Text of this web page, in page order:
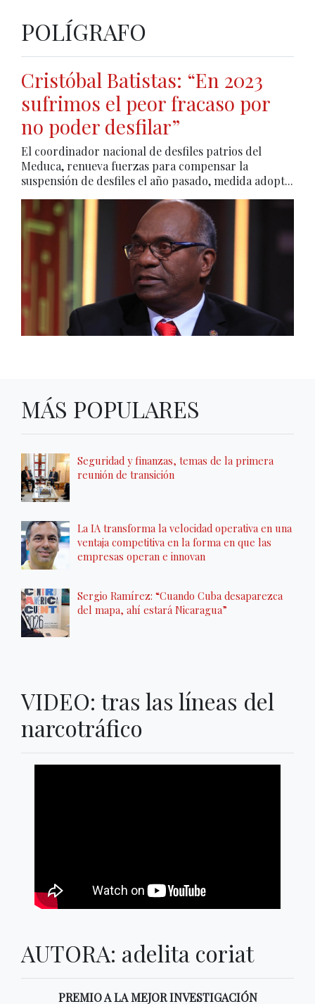
POLÍGRAFO
Cristóbal Batistas: “En 2023
sufrimos el peor fracaso por
no poder desfilar”
El coordinador nacional de desfiles patrios del
Meduca, renueva fuerzas para compensar la
suspensión de desfiles el año pasado, medida adopt...
MÁS POPULARES
Seguridad y finanzas, temas de la primera
reunión de transición
La IA transforma la velocidad operativa en una
ventaja competitiva en la forma en que las
empresas operan e innovan
Sergio Ramírez: “Cuando Cuba desaparezca
del mapa, ahí estará Nicaragua”
VIDEO: tras las líneas del
narcotráfico
AUTORA: adelita coriat
PREMIO A LA MEJOR INVESTIGACIÓN